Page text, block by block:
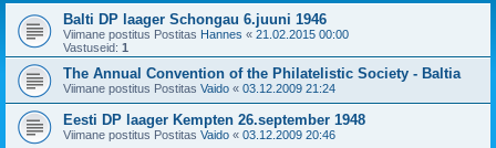
Balti DP laager Schongau 6.juuni 1946
Viimane postitus Postitas Hannes « 21.02.2015 00:00
Vastuseid: 1
The Annual Convention of the Philatelistic Society - Baltia
Viimane postitus Postitas Vaido « 03.12.2009 21:24
Eesti DP laager Kempten 26.september 1948
Viimane postitus Postitas Vaido « 03.12.2009 20:46